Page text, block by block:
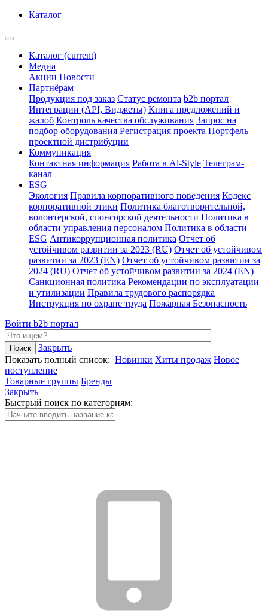
Каталог
Каталог (current)
Медиа
Акции Новости
Партнёрам
Продукция под заказ Статус ремонта b2b портал
Интеграции (API, Виджеты) Книга предложений и
жалоб Контроль качества обслуживания Запрос на
подбор оборудования Регистрация проекта Портфель
проектной дистрибуции
Коммуникация
Контактная информация Работа в Al-Style Телеграм-
канал
ESG
Экология Правила корпоративного поведения Кодекс
корпоративной этики Политика благотворительной,
волонтерской, спонсорской деятельности Политика в
области управления персоналом Политика в области
ESG Антикоррупционная политика Отчет об
устойчивом развитии за 2023 (RU) Отчет об устойчивом
развитии за 2023 (EN) Отчет об устойчивом развитии за
2024 (RU) Отчет об устойчивом развитии за 2024 (EN)
Санкционная политика Рекомендации по эксплуатации
и утилизации Правила трудового распорядка
Инструкция по охране труда Пожарная Безопасность
Войти b2b портал
Закрыть
Показать полный список: Новинки Хиты продаж Новое
поступление
Товарные группы Бренды
Закрыть
Быстрый поиск по категориям: